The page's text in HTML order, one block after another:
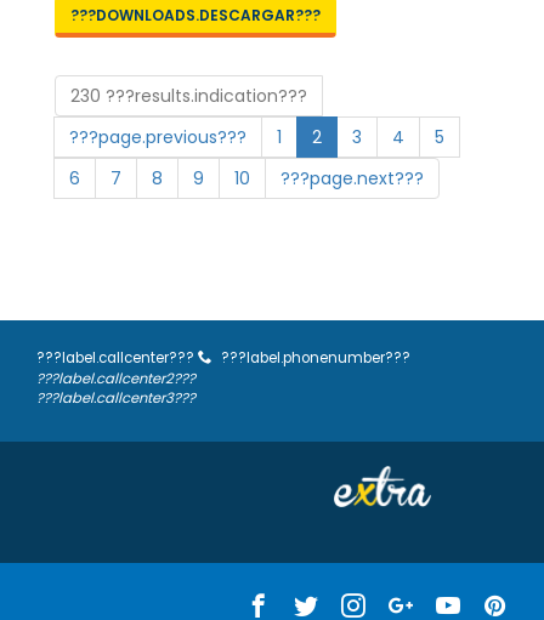
???DOWNLOADS.DESCARGAR???
230 ???results.indication???
???page.previous???
1 2 3 4
5
6
7 8 9 10 ???page.next???
???label.callcenter???
???label.phonenumber???
???label.callcenter2???
???label.callcenter3???